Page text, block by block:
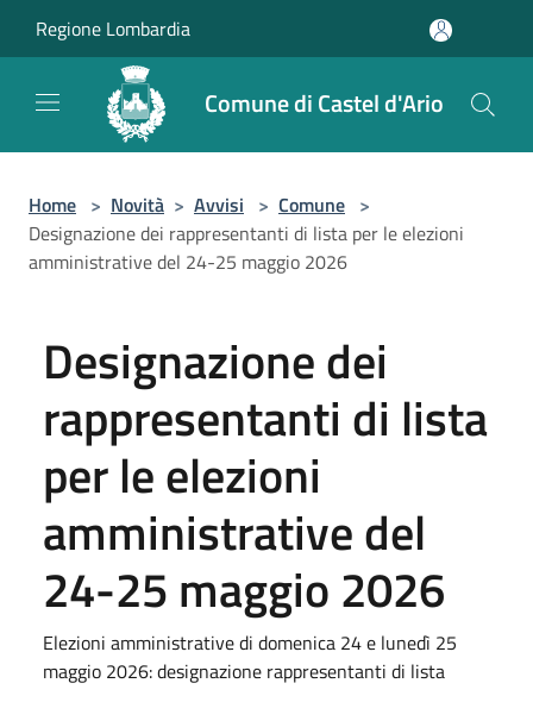
Regione Lombardia
Comune di Castel d'Ario
Home > Novità > Avvisi > Comune >
Designazione dei rappresentanti di lista per le elezioni
amministrative del 24-25 maggio 2026
Designazione dei
rappresentanti di lista
per le elezioni
amministrative del
24-25 maggio 2026
Elezioni amministrative di domenica 24 e lunedì 25
maggio 2026: designazione rappresentanti di lista